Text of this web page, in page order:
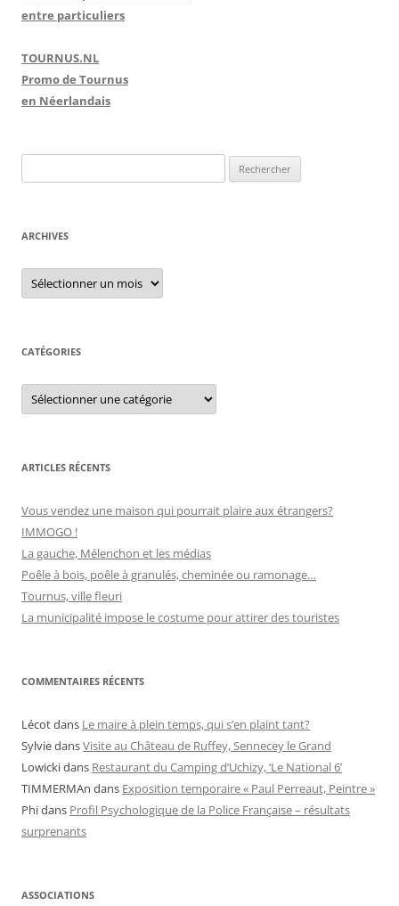
entre particuliers
TOURNUS.NL
Promo de Tournus
en Néerlandais
e
h
r
c
r
ARCHIVES
A
c
e
s
CATÉGORIES
C
t
r
i
ARTICLES RÉCENTS
Vous vendez une maison qui pourrait plaire aux étrangers?
IMMOGO !
La gauche, Mélenchon et les médias
Poêle à bois, poêle à granulés, cheminée ou ramonage…
Tournus, ville fleuri
La municipalité impose le costume pour attirer des touristes
COMMENTAIRES RÉCENTS
Lécotdans Le maire à plein temps, qui s’en plaint tant?
SylviedansVisite au Château de Ruffey, Sennecey le Grand
Lowickidans Restaurant du Camping d’Uchizy, ‘Le National 6’
TIMMERMAn dans Exposition temporaire « Paul Perreaut, Peintre »
Phidans Profil Psychologique de la Police Française – résultats
surprenants
ASSOCIATIONS